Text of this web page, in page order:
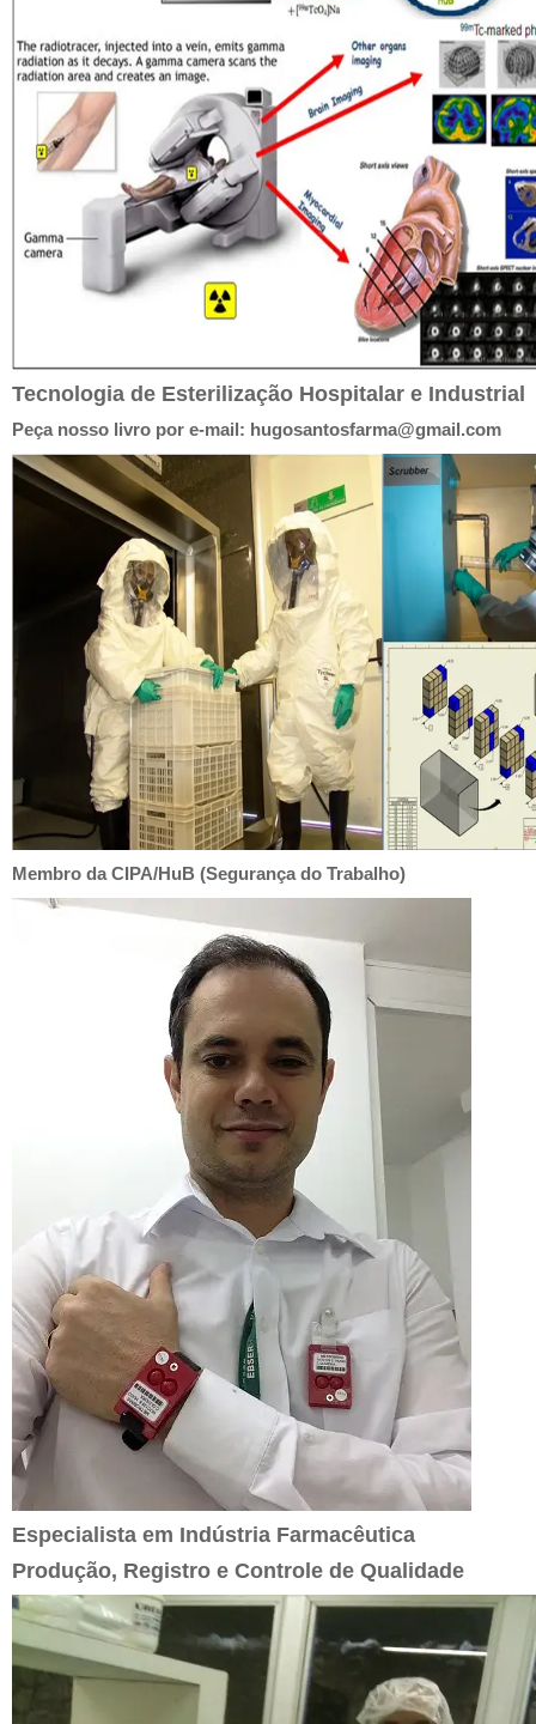
Tecnologia de Esterilização Hospitalar e Industrial
Peça nosso livro por e-mail: hugosantosfarma@gmail.com
Membro da CIPA/HuB (Segurança do Trabalho)
Especialista em Indústria Farmacêutica
Produção, Registro e Controle de Qualidade